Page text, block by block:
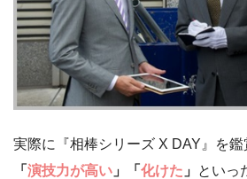
実際に『相棒シリーズ X DAY』を鑑
「 演技力が高い 」「 化けた 」 といっ